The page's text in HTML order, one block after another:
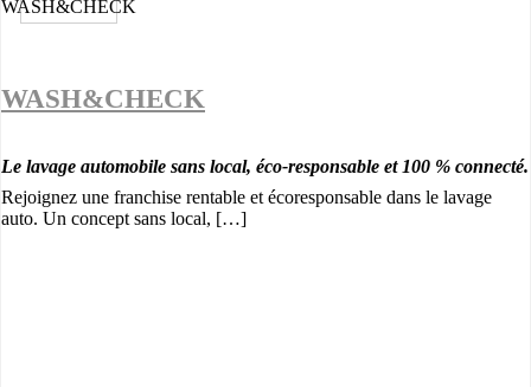
WASH&CHECK
Le lavage automobile sans local, éco-responsable et 100 % connecté.
Rejoignez une franchise rentable et écoresponsable dans le lavage
auto. Un concept sans local, […]